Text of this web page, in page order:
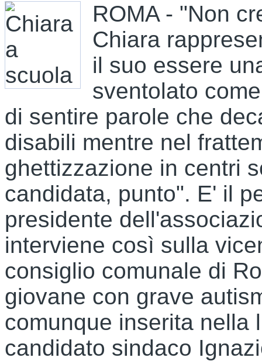
ROMA - "Non
Chiara
il suo essere
sventolato
di sentire parole che
disabili mentre nel
ghettizzazione in centri
candidata, punto". E' il
presidente
interviene così sulla
consiglio comunale di
giovane con grave
comunque inserita nella
candidato sindaco